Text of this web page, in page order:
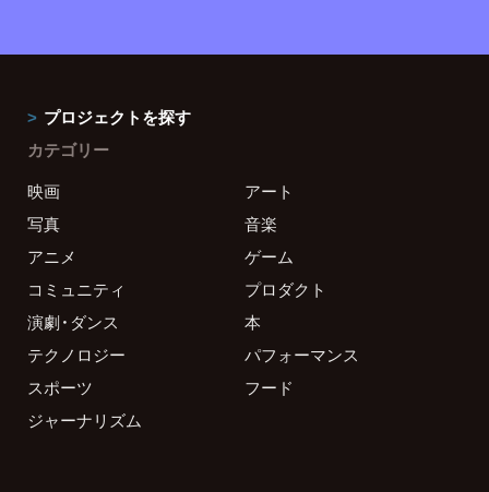
プロジェクトを探す
カテゴリー
映画
アート
写真
音楽
アニメ
ゲーム
コミュニティ
プロダクト
演劇・ダンス
本
テクノロジー
パフォーマンス
スポーツ
フード
ジャーナリズム